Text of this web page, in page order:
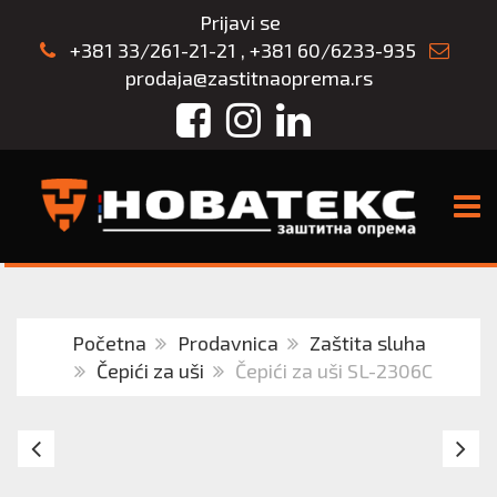
Prijavi se
+381 33/261-21-21 , +381 60/6233-935
prodaja@zastitnaoprema.rs
FacebookInstagram
LinkedIn
Početna Prodavnica
Zaštita sluha
Čepići za uši
Čepići za uši SL-2306C
Tylo